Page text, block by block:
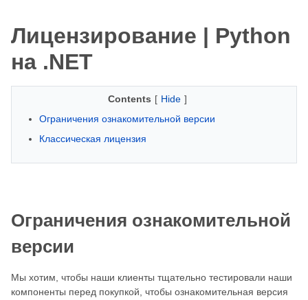
Лицензирование | Python
на .NET
Contents [ Hide ]
Ограничения ознакомительной версии
Классическая лицензия
Ограничения ознакомительной
версии
Мы хотим, чтобы наши клиенты тщательно тестировали наши
компоненты перед покупкой, чтобы ознакомительная версия